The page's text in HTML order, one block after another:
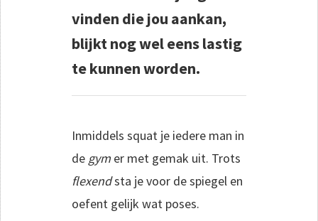
vinden die jou aankan,
blijkt nog wel eens lastig
te kunnen worden.
Inmiddels squat je iedere man in
de gym er met gemak uit. Trots
flexendsta je voor de spiegel en
oefent gelijk wat poses.